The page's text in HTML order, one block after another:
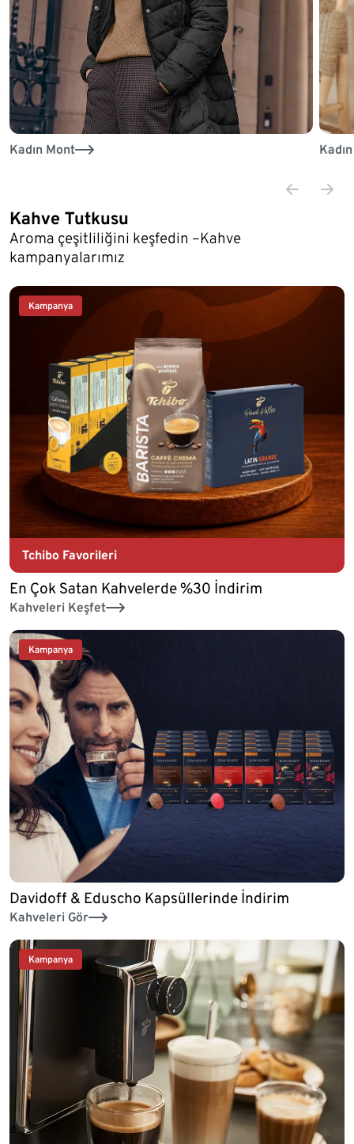
Kadın Mont
Kahve Tutkusu
Aroma çeşitliliğini keşfedin –Kahve
kampanyalarımız
Kampanya
Tchibo Favorileri
En Çok Satan Kahvelerde %30 İndirim
Kahveleri Keşfet
Kampanya
Davidoff & Eduscho Kapsüllerinde İndirim
Kahveleri Gör
Kampanya